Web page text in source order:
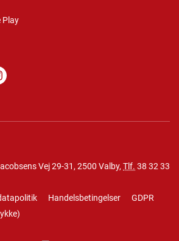
Vej 29-31, 2500 Valby, Tlf. 38 32 33
Handelsbetingelser
GDPR
)